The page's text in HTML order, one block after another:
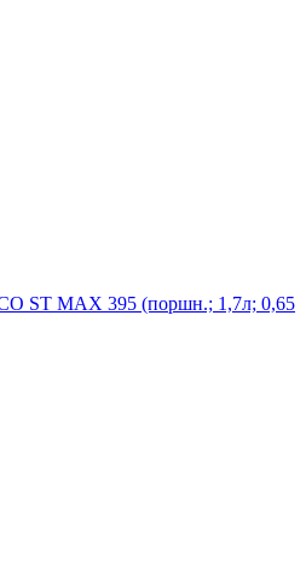
ST MAX 395 (поршн.; 1,7л; 0,65